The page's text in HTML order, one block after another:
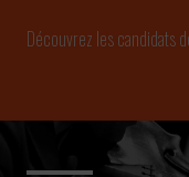
Découvrez les candidats